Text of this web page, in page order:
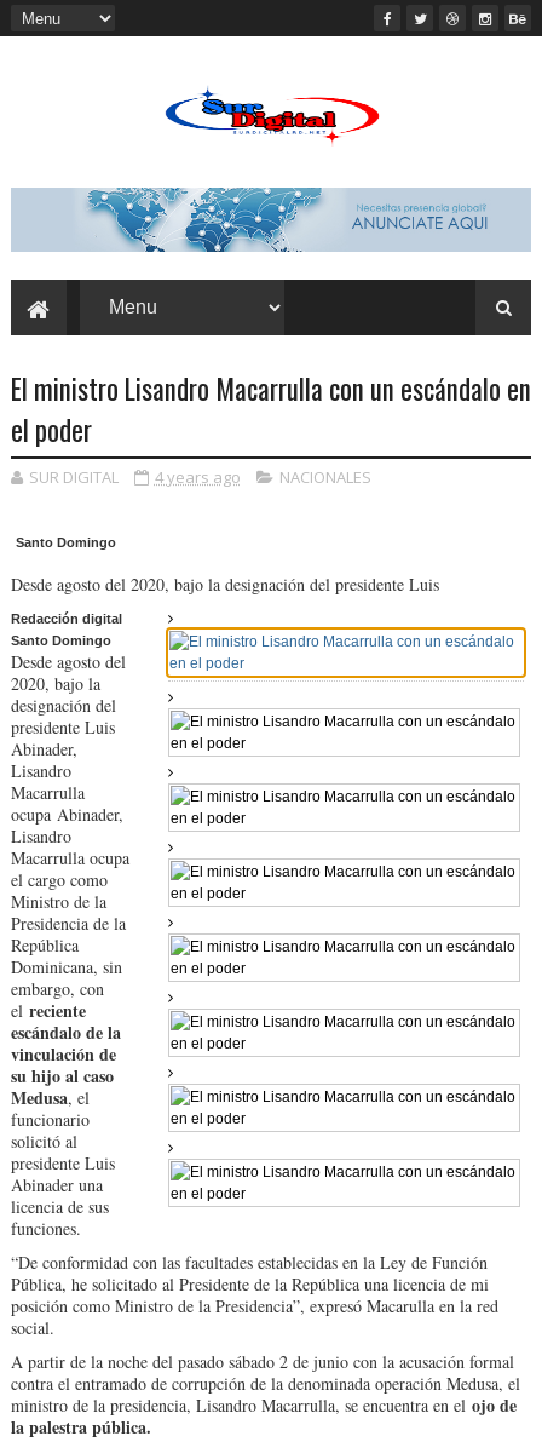
El ministro Lisandro Macarrulla con un escándalo en
el poder
SUR DIGITAL 4 years ago NACIONALES
Santo Domingo
Desde agosto del 2020, bajo la designación del presidente Luis
Redacción digital
Santo Domingo
Desde agosto del
2020, bajo la
designación del
presidente Luis
Abinader,
Lisandro
Macarrulla
ocupaAbinader,
Lisandro
Macarrulla ocupa
el cargo como
Ministro de la
Presidencia de la
República
Dominicana, sin
embargo, con
el reciente
escándalo de la
vinculación de
su hijo al caso
Medusa, el
funcionario
solicitó al
presidente Luis
Abinader una
licencia de sus
funciones.
“De conformidad con las facultades establecidas en la Ley de Función
Pública, he solicitado al Presidente de la República una licencia de mi
posición como Ministro de la Presidencia”, expresó Macarulla en la red
social.
A partir de la noche del pasado sábado 2 de junio con la acusación formal
contra el entramado de corrupción de la denominada operación Medusa, el
ministro de la presidencia, Lisandro Macarrulla, se encuentra en el ojo de
la palestra pública.